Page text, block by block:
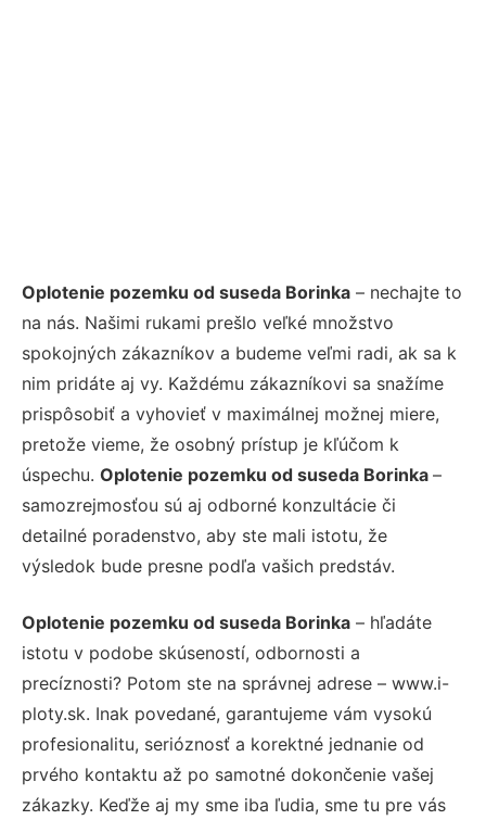
Oplotenie pozemku od suseda Borinka – nechajte to
na nás. Našimi rukami prešlo veľké množstvo
spokojných zákazníkov a budeme veľmi radi, ak sa k
nim pridáte aj vy. Každému zákazníkovi sa snažíme
prispôsobiť a vyhovieť v maximálnej možnej miere,
pretože vieme, že osobný prístup je kľúčom k
úspechu. Oplotenie pozemku od suseda Borinka –
samozrejmosťou sú aj odborné konzultácie či
detailné poradenstvo, aby ste mali istotu, že
výsledok bude presne podľa vašich predstáv.
Oplotenie pozemku od suseda Borinka – hľadáte
istotu v podobe skúseností, odbornosti a
precíznosti? Potom ste na správnej adrese – www.i-
ploty.sk. Inak povedané, garantujeme vám vysokú
profesionalitu, serióznosť a korektné jednanie od
prvého kontaktu až po samotné dokončenie vašej
zákazky. Keďže aj my sme iba ľudia, sme tu pre vás